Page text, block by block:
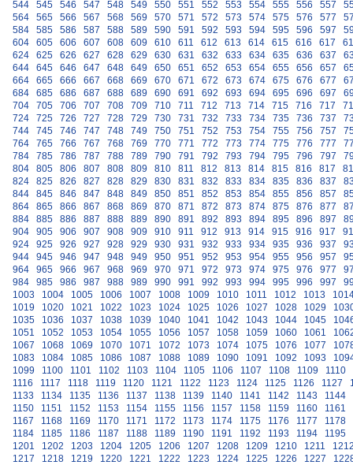
544 545 546 547 548 549 550 551 552 553 554 555 556 557
564
565 566 567 568 569 570 571 572 573 574 575 576 577
584
585 586 587 588 589 590 591 592 593 594 595 596 597
604
605 606 607 608 609 610 611 612 613 614 615 616 617
624
625 626 627 628 629 630 631 632 633 634 635 636 637
644
645 646 647 648 649 650 651 652 653 654 655 656 657
664
665 666 667 668 669 670 671 672 673 674 675 676 677
684
685 686 687 688 689 690 691 692 693 694 695 696 697
704
705 706 707 708 709 710 711 712 713 714 715 716 717
724
725 726 727 728 729 730 731 732 733 734 735 736 737
744
745 746 747 748 749 750 751 752 753 754 755 756 757
764
765 766 767 768 769 770 771 772 773 774 775 776 777
784
785 786 787 788 789 790 791 792 793 794 795 796 797
804
805 806 807 808 809 810 811 812 813 814 815 816 817
824
825 826 827 828 829 830 831 832 833 834 835 836 837
844
845 846 847 848 849 850 851 852 853 854 855 856 857
864
865 866 867 868 869 870 871 872 873 874 875 876 877
884
885 886 887 888 889 890 891 892 893 894 895 896 897
904
905 906 907 908 909 910 911 912 913 914 915 916 917
924
925 926 927 928 929 930 931 932 933 934 935 936 937
944
945 946 947 948 949 950 951 952 953 954 955 956 957
964
965 966 967 968 969 970 971 972 973 974 975 976 977
984
985 986 987 988 989 990 991 992 993 994 995 996 997
1003
1004 1005 1006 1007 1008 1009 1010 1011 1012 1013
1019
1020 1021 1022 1023 1024 1025 1026 1027 1028 1029
1035
1036 1037 1038 1039 1040 1041 1042 1043 1044 1045
1051
1052 1053 1054 1055 1056 1057 1058 1059 1060 1061
1067
1068 1069 1070 1071 1072 1073 1074 1075 1076 1077
1083
1084 1085 1086 1087 1088 1089 1090 1091 1092 1093
1099
1100 1101 1102 1103 1104 1105 1106 1107 1108 1109
1110
1116
1117 1118 1119 1120 1121 1122 1123 1124 1125 1126 1127
1133
1134 1135 1136 1137 1138 1139 1140 1141 1142 1143
1144
1150
1151 1152 1153 1154 1155 1156 1157 1158 1159 1160
1161
1167
1168 1169 1170 1171 1172 1173 1174 1175 1176 1177
1178
1184
1185 1186 1187 1188 1189 1190 1191 1192 1193 1194
1195
1201
1202 1203 1204 1205 1206 1207 1208 1209 1210 1211
1217
1218 1219 1220 1221 1222 1223 1224 1225 1226 1227